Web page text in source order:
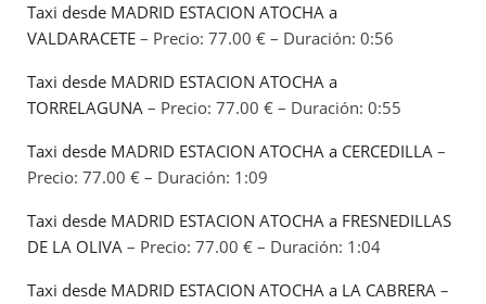
Taxi desde MADRID ESTACION ATOCHA a
VALDARACETE – Precio: 77.00 € – Duración: 0:56
Taxi desde MADRID ESTACION ATOCHA a
TORRELAGUNA – Precio: 77.00 € – Duración: 0:55
Taxi desde MADRID ESTACION ATOCHA a CERCEDILLA –
Precio: 77.00 € – Duración: 1:09
Taxi desde MADRID ESTACION ATOCHA a FRESNEDILLAS
DE LA OLIVA – Precio: 77.00 € – Duración: 1:04
Taxi desde MADRID ESTACION ATOCHA a LA CABRERA –